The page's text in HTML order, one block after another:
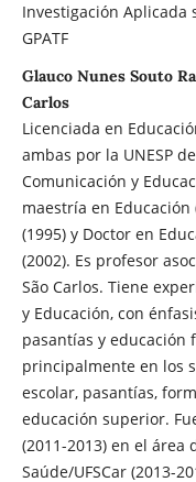
Investigación Aplicada
GPATF
Glauco Nunes Souto
Carlos
Licenciada en
ambas por la UNESP
Comunicación y
maestría en Educación
(1995) y Doctor en
(2002). Es profesor
São Carlos. Tiene
y Educación, con
pasantías y educación
principalmente en los
escolar, pasantías,
educación superior.
(2011-2013) en el área
Saúde/UFSCar (2013-